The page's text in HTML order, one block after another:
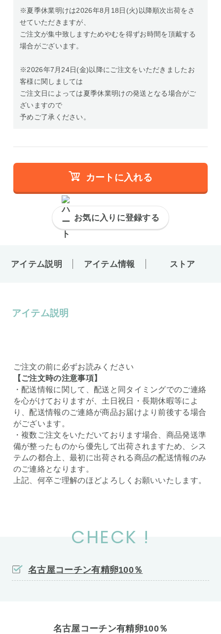
※夏季休業明けは2026年8月18日(火)以降順次出荷をさ
せていただきますが、
ご注文が集中致しますためやむを得ずお時間を頂戴する
場合がございます。
※2026年7月24日(金)以降にご注文をいただきましたお
客様に関しましては
ご注文日によっては夏季休業明けの発送となる場合がご
ざいますので
予めご了承ください。
カートに入れる
お気に入りに登録する
アイテム説明 アイテム情報 ストア
アイテム説明
ご注文の前に必ずお読みください
【ご注文時の注意事項】
・配送情報に関して、配送と同タイミングでのご連絡
を心がけておりますが、土日祝日・長期休暇等によ
り、配送情報のご連絡が商品お届けより前後する場合
がございます。
・複数ご注文をいただいております場合、商品発送準
備が整ったものから優先して出荷されますため、シス
テムの都合上、最初に出荷される商品の配送情報のみ
のご連絡となります。
上記、何卒ご理解のほどよろしくお願いいたします。
CHECK !
名古屋コーチン有精卵100％
名古屋コーチン有精卵100％